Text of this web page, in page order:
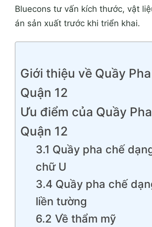
Bluecons tư vấn kích thước, vật
án sản xuất trước khi triển khai.
Giới thiệu về Quầy
Quận 12
Ưu điểm của Quầy
Quận 12
3.1 Quầy pha chế
chữ U
3.4 Quầy pha chế
liền tường
6.2 Về thẩm mỹ